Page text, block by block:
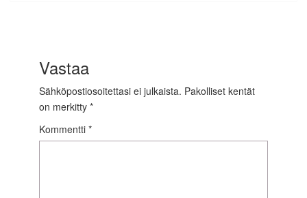
Vastaa
Sähköpostiosoitettasi ei julkaista. Pakolliset kentät
on merkitty *
Kommentti *